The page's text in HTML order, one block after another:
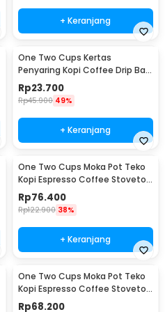
+ Keranjang
One Two Cups Kertas
Penyaring Kopi Coffee Drip Bag
Paper Filter 50PCS - T111
Rp23.700
Rp45.900 49%
+ Keranjang
One Two Cups Moka Pot Teko
Kopi Espresso Coffee Stovetop
6 Cup 300ml - Z20
Rp76.400
Rp122.900 38%
+ Keranjang
One Two Cups Moka Pot Teko
Kopi Espresso Coffee Stovetop
4 Cup 200ml - Z20
Rp68.200